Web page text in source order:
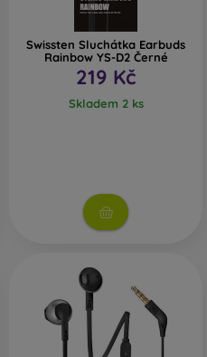
Swissten Sluchátka Earbuds
Rainbow YS-D2 Černé
219 Kč
Skladem 2 ks